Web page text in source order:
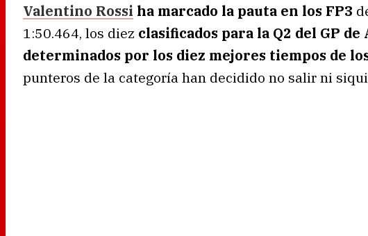
Valentino Rossi ha marcado la pauta en los FP3
1:50.464, los diez clasificados para la Q2 del GP
determinados por los diez mejores tiempos de
punteros de la categoría han decidido no salir ni